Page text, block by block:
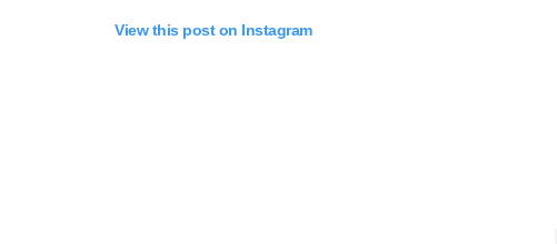
View this post on Instagram